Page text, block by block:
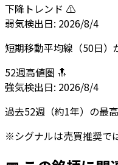
下降トレンド ⚠️
弱気検出日: 2026/8/4
短期移動平均線（50日）
52週高値圏 🔝
強気検出日: 2026/8/4
過去52週（約1年）の最
※シグナルは売買推奨で